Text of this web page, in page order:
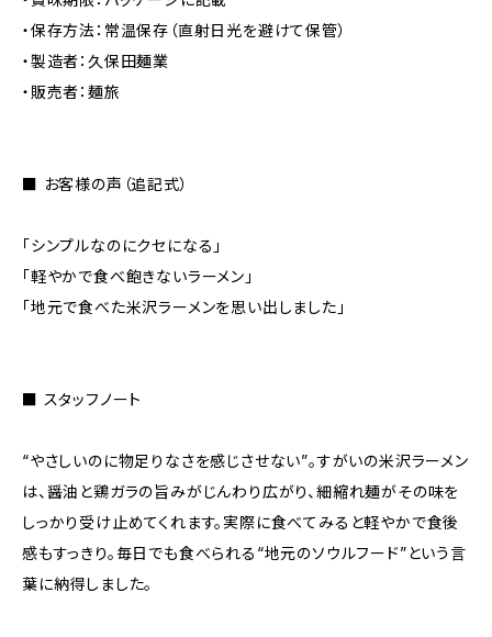
・保存方法：常温保存（直射日光を避けて保管）
・製造者：久保田麺業
・販売者：麺旅
■ お客様の声（追記式）
「シンプルなのにクセになる」
「軽やかで食べ飽きないラーメン」
「地元で食べた米沢ラーメンを思い出しました」
■ スタッフノート
“やさしいのに物足りなさを感じさせない”。すがいの米沢ラーメン
は、醤油と鶏ガラの旨みがじんわり広がり、細縮れ麺がその味を
しっかり受け止めてくれます。実際に食べてみると軽やかで食後
感もすっきり。毎日でも食べられる“地元のソウルフード”という言
葉に納得しました。